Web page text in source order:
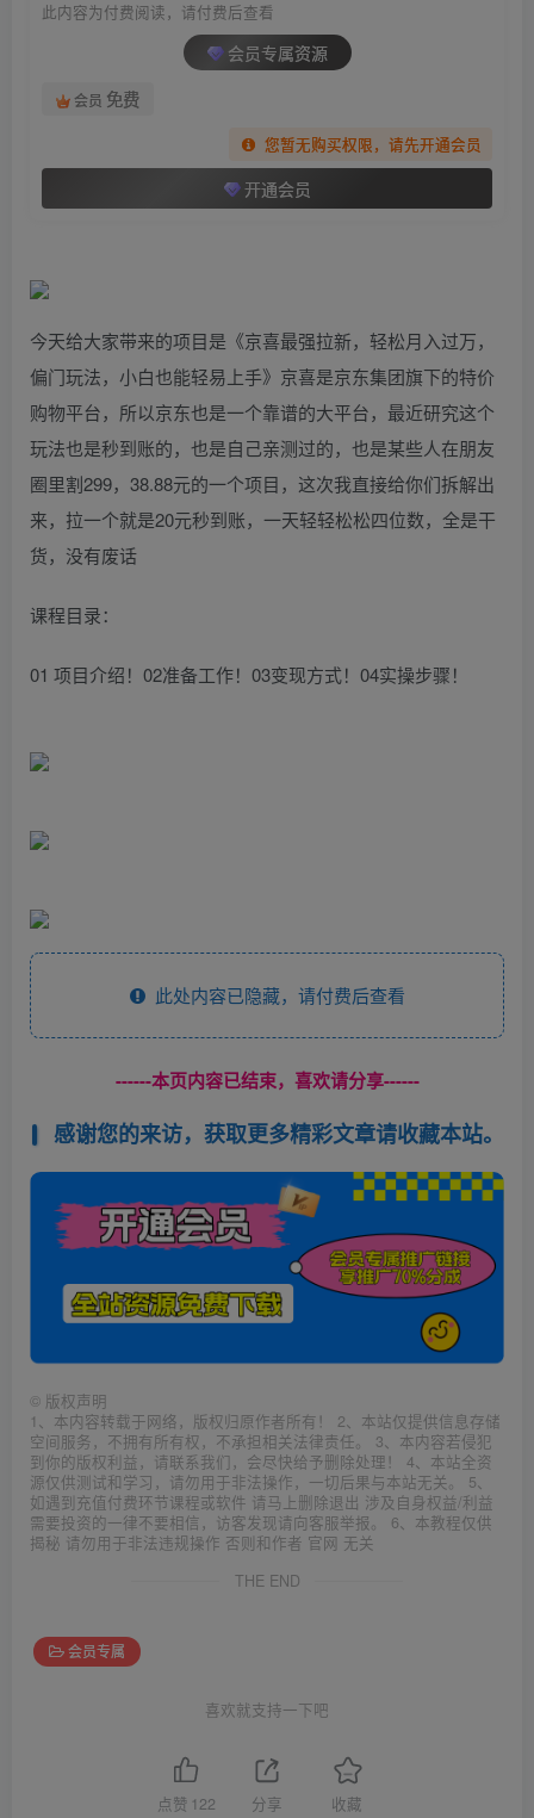
此内容为付费阅读，请付费后查看
会员专属资源
会员 免费
您暂无购买权限，请先开通会员
开通会员
今天给大家带来的项目是《京喜最强拉新，轻松月入过万，
偏门玩法，小白也能轻易上手》京喜是京东集团旗下的特价
购物平台，所以京东也是一个靠谱的大平台，最近研究这个
玩法也是秒到账的，也是自己亲测过的，也是某些人在朋友
圈里割299，38.88元的一个项目，这次我直接给你们拆解出
来，拉一个就是20元秒到账，一天轻轻松松四位数，全是干
货，没有废话
课程目录：
01 项目介绍！02准备工作！03变现方式！04实操步骤！
此处内容已隐藏，请付费后查看
------本页内容已结束，喜欢请分享------
感谢您的来访，获取更多精彩文章请收藏本站。
© 版权声明
1、本内容转载于网络，版权归原作者所有！ 2、本站仅提供信息存储
空间服务，不拥有所有权，不承担相关法律责任。 3、本内容若侵犯
到你的版权利益，请联系我们，会尽快给予删除处理！ 4、本站全资
源仅供测试和学习，请勿用于非法操作，一切后果与本站无关。 5、
如遇到充值付费环节课程或软件 请马上删除退出 涉及自身权益/利益
需要投资的一律不要相信，访客发现请向客服举报。 6、本教程仅供
揭秘 请勿用于非法违规操作 否则和作者 官网 无关
THE END
会员专属
喜欢就支持一下吧
点赞 122 分享 收藏